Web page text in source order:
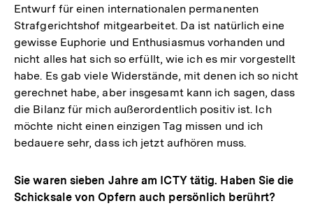
Entwurf für einen internationalen permanenten
Strafgerichtshof mitgearbeitet. Da ist natürlich eine
gewisse Euphorie und Enthusiasmus vorhanden und
nicht alles hat sich so erfüllt, wie ich es mir vorgestellt
habe. Es gab viele Widerstände, mit denen ich so nicht
gerechnet habe, aber insgesamt kann ich sagen, dass
die Bilanz für mich außerordentlich positiv ist. Ich
möchte nicht einen einzigen Tag missen und ich
bedauere sehr, dass ich jetzt aufhören muss.
Sie waren sieben Jahre am ICTY tätig. Haben Sie die
Schicksale von Opfern auch persönlich berührt?